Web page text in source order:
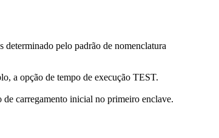
pelo padrão de nomenclatura
a opção de tempo de execução TEST.
carregamento inicial no primeiro enclave.